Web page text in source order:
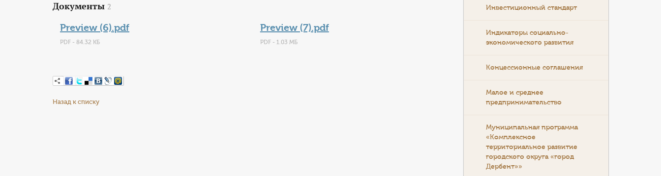
Документы 2
Preview (6).pdf
PDF - 84.32 КБ
Preview (7).pdf
PDF - 1.03 МБ
Назад к списку
Инвестиционный стандарт
Индикаторы социально-
экономического развития
Концессионные соглашения
Малое и среднее
предпринимательство
Муниципальная программа
«Комплексное
территориальное развитие
городского округа «город
Дербент»»